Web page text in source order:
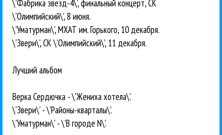
\'Фабрика звезд-4\', финальный концерт, СК
\'Олимпийский\', 8 июня.
\'Уматурман\', МХАТ им. Горького, 10 декабря.
\'Звери\', СК \'Олимпийский\', 11 декабря.
Лучший альбом
Верка Сердючка - \'Жениха хотела\'.
\'Звери\' - \'Районы-кварталы\'.
\'Уматурман\' - \'В городе N\'.